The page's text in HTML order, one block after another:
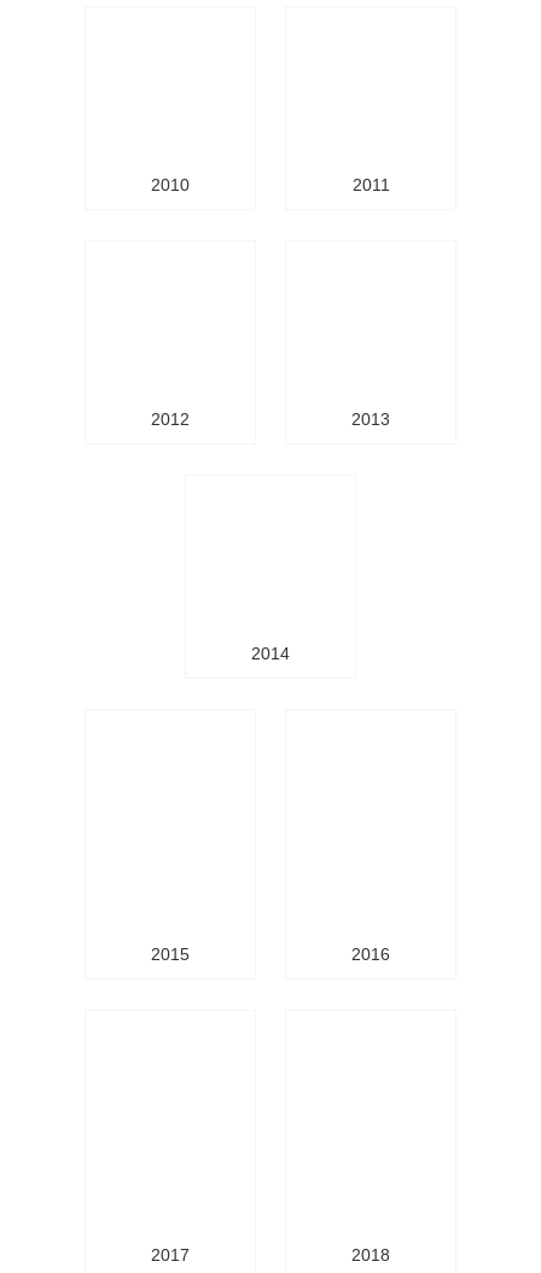
2010 2011
2012 2013
2014
2015 2016
2017 2018